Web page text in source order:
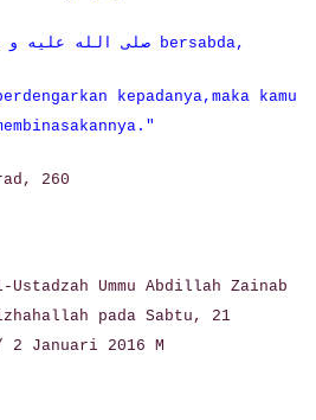
Maka beliau صلى الله عليه و سلم bersabda,
kepadanya,maka kamu
260
Ummu Abdillah Zainab
pada Sabtu, 21
Januari 2016 M